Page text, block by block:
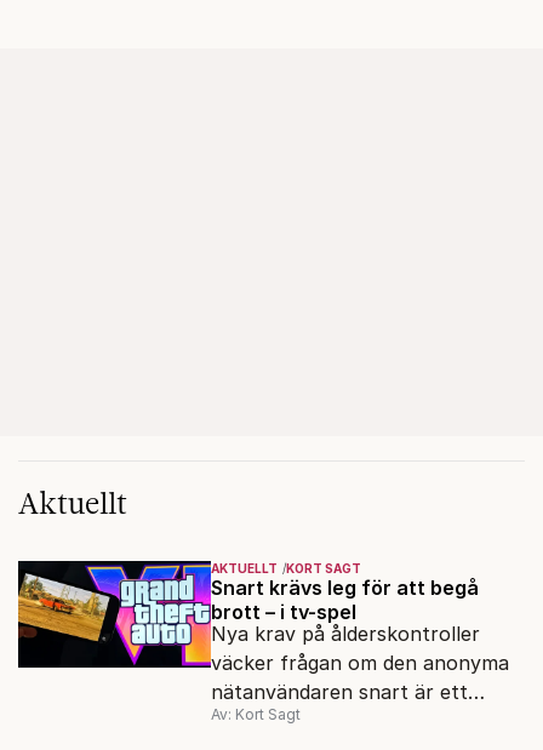
Aktuellt
AKTUELLT KORT SAGT
Snart krävs leg för att begå
brott – i tv-spel
Nya krav på ålderskontroller
väcker frågan om den anonyma
nätanvändaren snart är ett
minne blott.
Av: Kort Sagt